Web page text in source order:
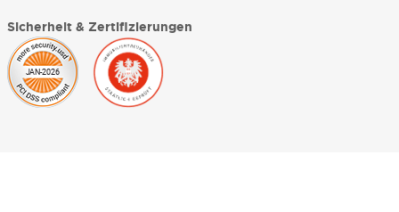
Sicherheit & Zertifizierungen